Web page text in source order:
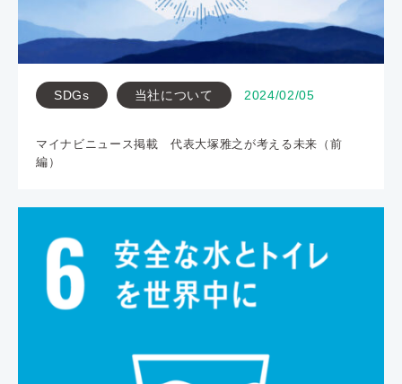
SDGs 当社について 2024/02/05
マイナビニュース掲載 代表大塚雅之が考える未来（前
編）